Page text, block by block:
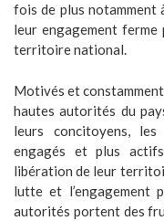
fois de plus notamment
leur engagement
territoire national.
Motivés et
hautes autorités du
leurs concitoyens,
engagés et plus
libération de leur
lutte et l’engagement
autorités portent des